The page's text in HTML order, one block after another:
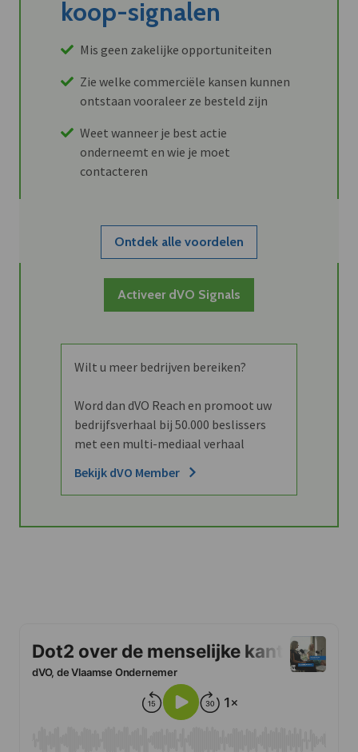
koop-signalen
Mis geen zakelijke opportuniteiten
Zie welke commerciële kansen kunnen
ontstaan vooraleer ze besteld zijn
Weet wanneer je best actie
onderneemt en wie je moet
contacteren
Ontdek alle voordelen
Activeer dVO Signals
Wilt u meer bedrijven bereiken?
Word dan dVO Reach en promoot uw
bedrijfsverhaal bij 50.000 beslissers
met een multi-mediaal verhaal
Bekijk dVO Member